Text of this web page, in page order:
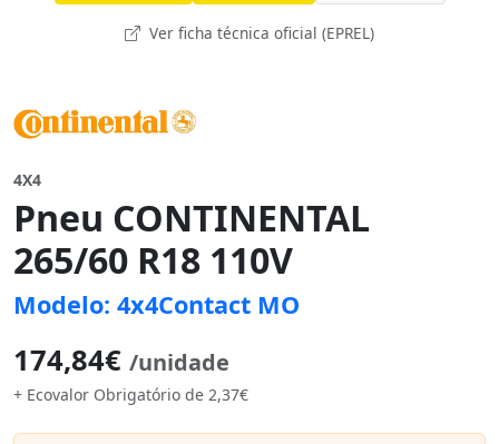
Ver ficha técnica oficial (EPREL)
4X4
Pneu CONTINENTAL
265/60 R18 110V
Modelo: 4x4Contact MO
174,84€ /unidade
+ Ecovalor Obrigatório de 2,37€